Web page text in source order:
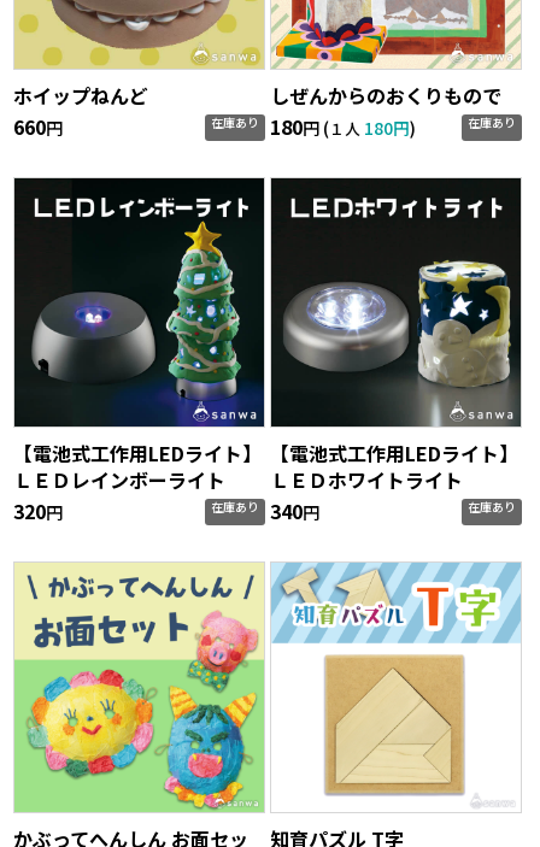
ホイップねんど
660円 在庫あり
しぜんからのおくりもので
180円 (１人 180円) 在庫あり
【電池式工作用LEDライト】
ＬＥＤレインボーライト
320円 在庫あり
【電池式工作用LEDライト】
ＬＥＤホワイトライト
340円 在庫あり
かぶってへんしん お面セッ 知育パズル T字